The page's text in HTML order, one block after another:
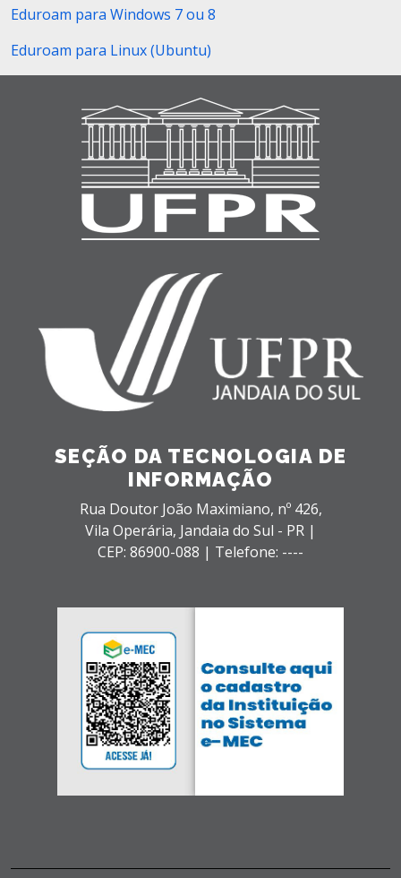
Eduroam para Windows 7 ou 8
Eduroam para Linux (Ubuntu)
SEÇÃO DA TECNOLOGIA DE
INFORMAÇÃO
Rua Doutor João Maximiano, nº 426,
Vila Operária, Jandaia do Sul - PR |
CEP: 86900-088 | Telefone: ----